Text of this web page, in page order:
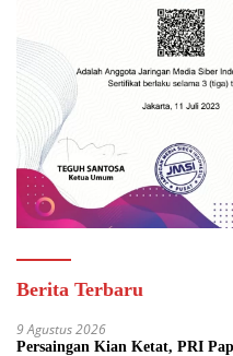
Berita Terbaru
9 Agustus 2026
Persaingan Kian Ketat, PRI